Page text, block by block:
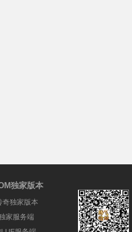
独家版本
奇独家版本
家服务端